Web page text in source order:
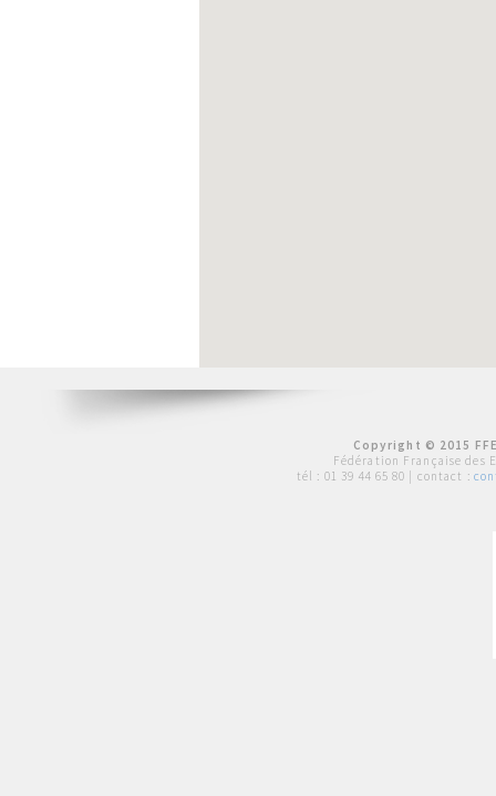
Copyright © 2015
Fédération Française des
tél : 01 39 44 65 80 | contact :